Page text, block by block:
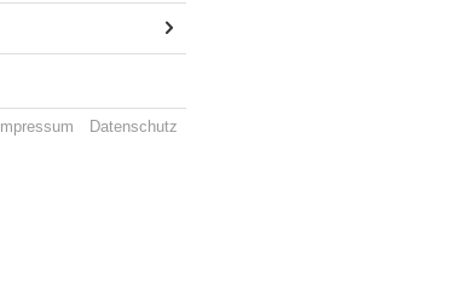
Impressum Datenschutz